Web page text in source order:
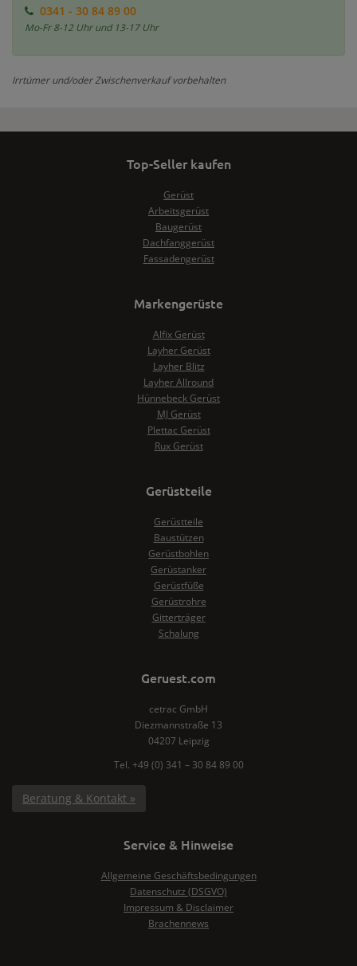
0341 - 30 84 89 00
Mo-Fr 8-12 Uhr und 13-17 Uhr
Irrtümer und/oder Zwischenverkauf vorbehalten
Top-Seller kaufen
Gerüst
Arbeitsgerüst
Baugerüst
Dachfanggerüst
Fassadengerüst
Markengerüste
Alfix Gerüst
Layher Gerüst
Layher Blitz
Layher Allround
Hünnebeck Gerüst
MJ Gerüst
Plettac Gerüst
Rux Gerüst
Gerüstteile
Gerüstteile
Baustützen
Gerüstbohlen
Gerüstanker
Gerüstfüße
Gerüstrohre
Gitterträger
Schalung
Geruest.com
cetrac GmbH
Diezmannstraße 13
04207 Leipzig
Tel. +49 (0) 341 – 30 84 89 00
Beratung & Kontakt »
Service & Hinweise
Allgemeine Geschäftsbedingungen
Datenschutz (DSGVO)
Impressum & Disclaimer
Brachennews